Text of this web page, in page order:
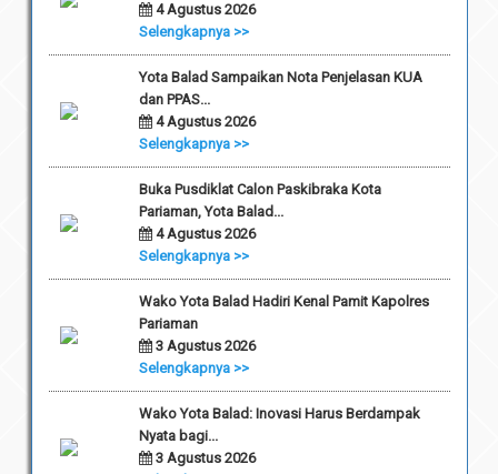
4 Agustus 2026
Selengkapnya >>
Yota Balad Sampaikan Nota Penjelasan KUA
dan PPAS...
4 Agustus 2026
Selengkapnya >>
Buka Pusdiklat Calon Paskibraka Kota
Pariaman, Yota Balad...
4 Agustus 2026
Selengkapnya >>
Wako Yota Balad Hadiri Kenal Pamit Kapolres
Pariaman
3 Agustus 2026
Selengkapnya >>
Wako Yota Balad: Inovasi Harus Berdampak
Nyata bagi...
3 Agustus 2026